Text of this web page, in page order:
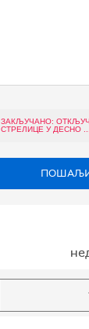
ЗАКЉУЧАНО:
СТРЕЛИЦЕ У ДЕСНО ...